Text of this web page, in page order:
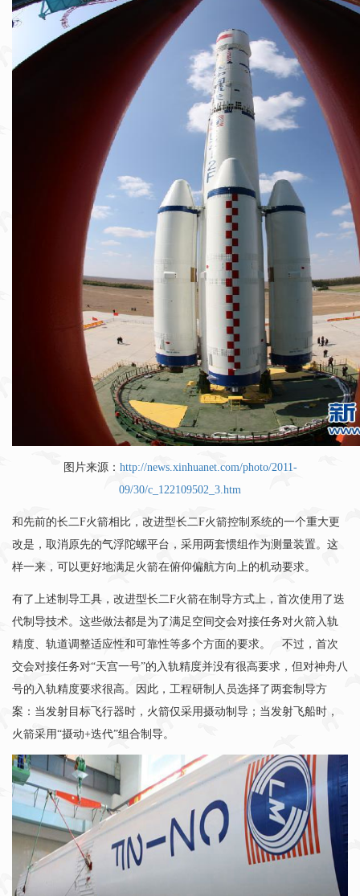
图片来源： http://news.xinhuanet.com/photo/2011-
09/30/c_122109502_3.htm
和先前的长二F火箭相比，改进型长二F火箭控制系统的一个重大更
改是，取消原先的气浮陀螺平台，采用两套惯组作为测量装置。这
样一来，可以更好地满足火箭在俯仰偏航方向上的机动要求。
有了上述制导工具，改进型长二F火箭在制导方式上，首次使用了迭
代制导技术。这些做法都是为了满足空间交会对接任务对火箭入轨
精度、轨道调整适应性和可靠性等多个方面的要求。 不过，首次
交会对接任务对“天宫一号”的入轨精度并没有很高要求，但对神舟八
号的入轨精度要求很高。因此，工程研制人员选择了两套制导方
案：当发射目标飞行器时，火箭仅采用摄动制导；当发射飞船时，
火箭采用“摄动+迭代”组合制导。